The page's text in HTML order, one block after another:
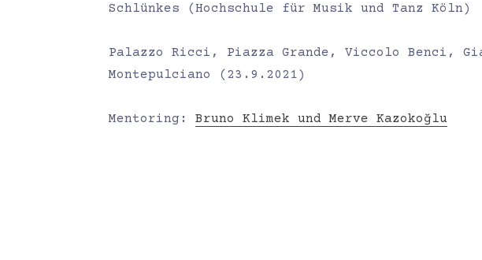
Schlünkes (Hochschule für Musik und Tanz Köln)
Palazzo Ricci, Piazza Grande, Viccolo Benci,
Montepulciano (23.9.2021)
Mentoring: Bruno Klimek und Merve Kazokoğlu